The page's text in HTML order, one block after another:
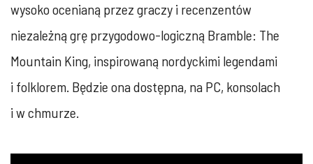
wysoko ocenianą przez graczy i recenzentów
niezależną grę przygodowo-logiczną Bramble: The
Mountain King, inspirowaną nordyckimi legendami
i folklorem. Będzie ona dostępna, na PC, konsolach
i w chmurze.